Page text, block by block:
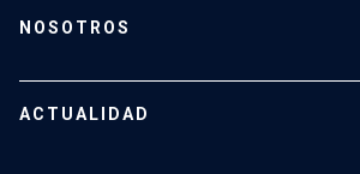
¿Cómo proteger mi investigación?
NOSOTROS
Nuestro equipo
ACTUALIDAD